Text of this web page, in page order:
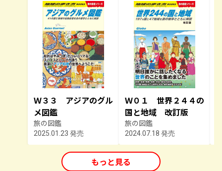
Ｗ３３ アジアのグル
メ図鑑
旅の図鑑
2025.01.23 発売
Ｗ０１ 世界２４４の
国と地域 改訂版
旅の図鑑
2024.07.18 発売
もっと見る